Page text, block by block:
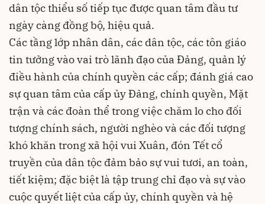
dân tộc thiểu số tiếp tục được quan tâm đầu tư
ngày càng đồng bộ, hiệu quả.
Các tầng lớp nhân dân, các dân tộc, các tôn giáo
tin tưởng vào vai trò lãnh đạo của Đảng, quản lý
điều hành của chính quyền các cấp; đánh giá cao
sự quan tâm của cấp ủy Đảng, chính quyền, Mặt
trận và các đoàn thể trong việc chăm lo cho đối
tượng chính sách, người nghèo và các đối tượng
khó khăn trong xã hội vui Xuân, đón Tết cổ
truyền của dân tộc đảm bảo sự vui tươi, an toàn,
tiết kiệm; đặc biệt là tập trung chỉ đạo và sự vào
cuộc quyết liệt của cấp ủy, chính quyền và hệ